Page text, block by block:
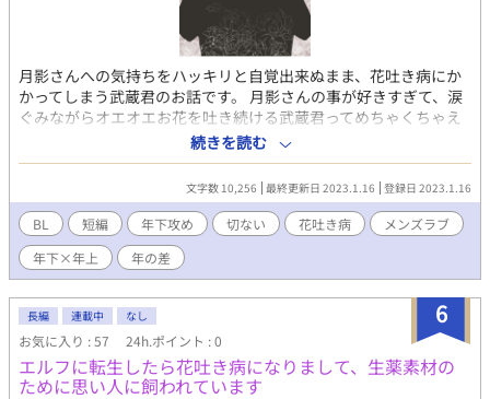
月影さんへの気持ちをハッキリと自覚出来ぬまま、花吐き病にか
かってしまう武蔵君のお話です。 月影さんの事が好きすぎて、涙
ぐみながらオエオエお花を吐き続ける武蔵君ってめちゃくちゃえ
っちじゃないですか？ 関係が落ち着いた後のイチャイチャしてる
百合おじさんな二人も好きだけど、武蔵君がただひたすら切ない
思いして気持ちを飲み込んで色々こじらせている時期のこの二人
の関係も大好きです。 月影さん無自覚とはいえ乙女武蔵君とヤる
事だけヤって気ぃ持たせて後は宙ぶらりんとか、酷い男ですよ
ね。悔い改めてどうぞ。 (2022年にpixivに投稿した小説を再録し
たものです)
続きを読む
文字数 10,256 最終更新日 2023.1.16 登録日 2023.1.16
BL 短編 年下攻め 切ない 花吐き病
メンズラブ
年下×年上
年の差
6
長編 連載中 なし
お気に入り : 57 24h.ポイント : 0
エルフに転生したら花吐き病になりまして、生薬素材の
ために思い人に飼われています